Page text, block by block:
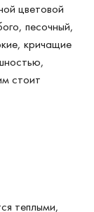
цветовой
песочный,
кричащие
стоит
теплыми,